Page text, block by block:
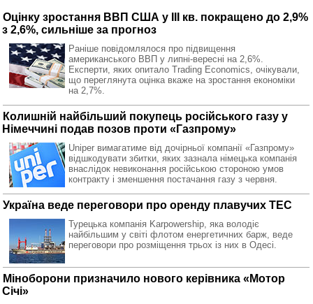
Оцінку зростання ВВП США у ІІІ кв. покращено до 2,9%
з 2,6%, сильніше за прогноз
Раніше повідомлялося про підвищення
американського ВВП у липні-вересні на 2,6%.
Експерти, яких опитало Trading Economics, очікували,
що переглянута оцінка вкаже на зростання економіки
на 2,7%.
Колишній найбільший покупець російського газу у
Німеччині подав позов проти «Газпрому»
Uniper вимагатиме від дочірньої компанії «Газпрому»
відшкодувати збитки, яких зазнала німецька компанія
внаслідок невиконання російською стороною умов
контракту і зменшення постачання газу з червня.
Україна веде переговори про оренду плавучих ТЕС
Турецька компанія Karpowership, яка володіє
найбільшим у світі флотом енергетичних барж, веде
переговори про розміщення трьох із них в Одесі.
Міноборони призначило нового керівника «Мотор
Січі»